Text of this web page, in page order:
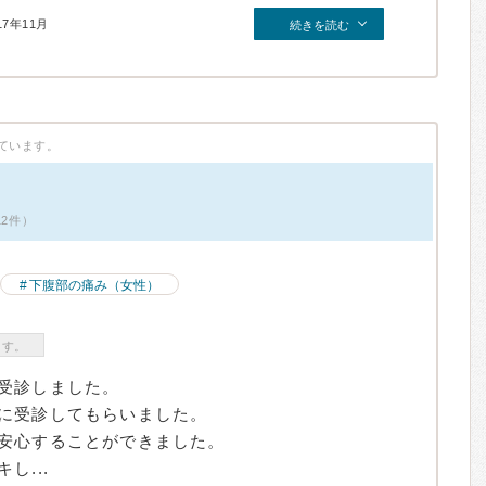
年11月 続きを読む
います。
件）
下腹部の痛み（女性）
。
診しました。
受診してもらいました。
心することができました。
し...